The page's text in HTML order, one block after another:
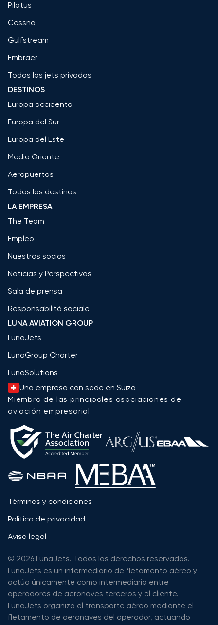
Pilatus
Cessna
Gulfstream
Embraer
Todos los jets privados
DESTINOS
Europa occidental
Europa del Sur
Europa del Este
Medio Oriente
Aeropuertos
Todos los destinos
LA EMPRESA
The Team
Empleo
Nuestros socios
Noticias y Perspectivas
Sala de prensa
Responsabilità sociale
LUNA AVIATION GROUP
LunaJets
LunaGroup Charter
LunaSolutions
Una empresa con sede en Suiza
Miembro de las principales asociaciones de
aviación empresarial:
Términos y condiciones
Política de privacidad
Aviso legal
© 2026 LunaJets. Todos los derechos reservados.
LunaJets es un intermediario de fletamento aéreo y
actúa únicamente como intermediario entre
operadores de aeronaves terceros y el cliente.
LunaJets organiza el transporte aéreo mediante el
fletamento de aeronaves del operador, actuando